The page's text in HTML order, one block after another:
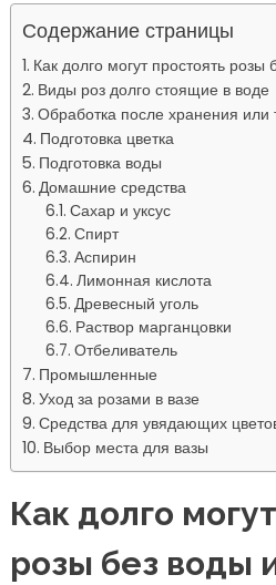
Содержание страницы
Как долго могут простоять розы
Виды роз долго стоящие в воде
Обработка после хранения или
Подготовка цветка
Подготовка воды
Домашние средства
Сахар и уксус
Спирт
Аспирин
Лимонная кислота
Древесный уголь
Раствор марганцовки
Отбеливатель
Промышленные
Уход за розами в вазе
Средства для увядающих
Выбор места для вазы
Как долго
розы без воды